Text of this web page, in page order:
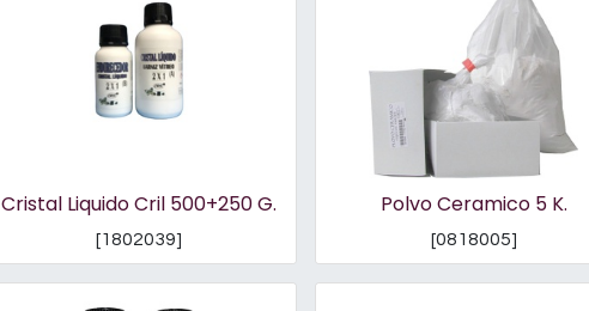
Cristal Liquido Cril 500+250 G.
[1802039]
Polvo Ceramico 5 K.
[0818005]